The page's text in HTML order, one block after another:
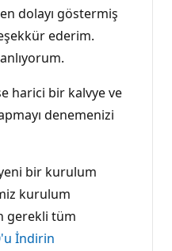
dolayı göstermiş
ederim.
harici bir kalvye ve
denemenizi
bir kurulum
kurulum
gerekli tüm
İndirin